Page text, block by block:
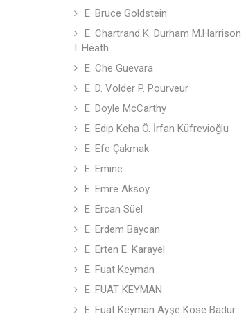
E. Bruce Goldstein
E. Chartrand K. Durham M.Harrison
I. Heath
E. Che Guevara
E. D. Volder P. Pourveur
E. Doyle McCarthy
E. Edip Keha Ö. İrfan Küfrevioğlu
E. Efe Çakmak
E. Emine
E. Emre Aksoy
E. Ercan Süel
E. Erdem Baycan
E. Erten E. Karayel
E. Fuat Keyman
E. FUAT KEYMAN
E. Fuat Keyman Ayşe Köse Badur